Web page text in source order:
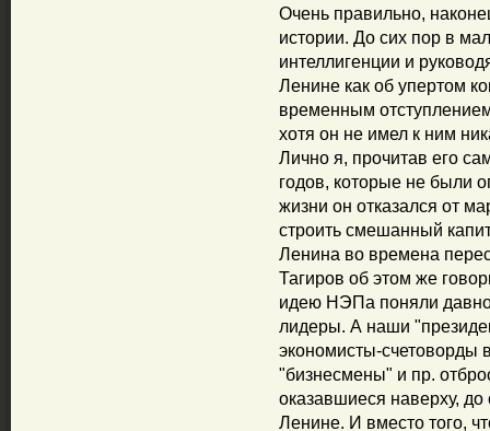
Очень правильно,
истории. До сих пор в
интеллигенции и
Ленине как об упертом
временным
хотя он не имел к ним
Лично я, прочитав его
годов, которые не были
жизни он отказался от
строить смешанный
Ленина во времена
Тагиров об этом же
идею НЭПа поняли
лидеры. А наши
экономисты-счетоворды
"бизнесмены" и пр.
оказавшиеся наверху,
Ленине. И вместо того,